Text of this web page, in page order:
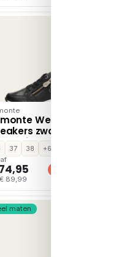
Wedge
zwart
37 38
+6
89,99
maten